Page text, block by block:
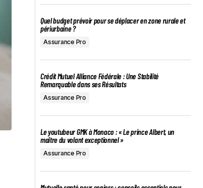
Quel budget prévoir pour se déplacer en zone rurale et
périurbaine ?
Assurance Pro
Crédit Mutuel Alliance Fédérale : Une Stabilité
Remarquable dans ses Résultats
Assurance Pro
Le youtubeur GMK à Monaco : « Le prince Albert, un
maître du volant exceptionnel »
Assurance Pro